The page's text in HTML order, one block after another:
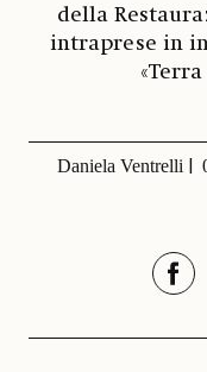
della
intraprese in
Daniela Ventrelli